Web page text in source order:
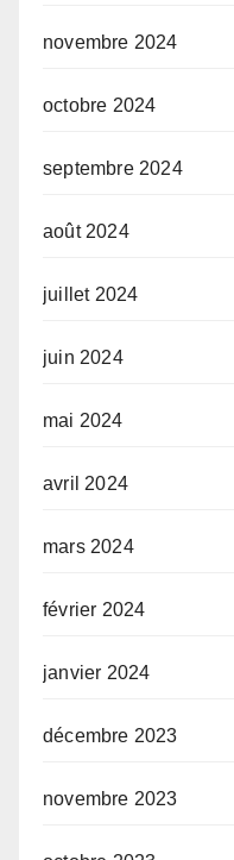
novembre 2024
octobre 2024
septembre 2024
août 2024
juillet 2024
juin 2024
mai 2024
avril 2024
mars 2024
février 2024
janvier 2024
décembre 2023
novembre 2023